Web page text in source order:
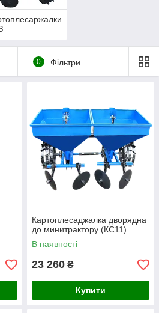
0 Фільтри
Картоплесаджалка дворядна
до минитрактору (КС11)
В наявності
23 260 ₴
Купити